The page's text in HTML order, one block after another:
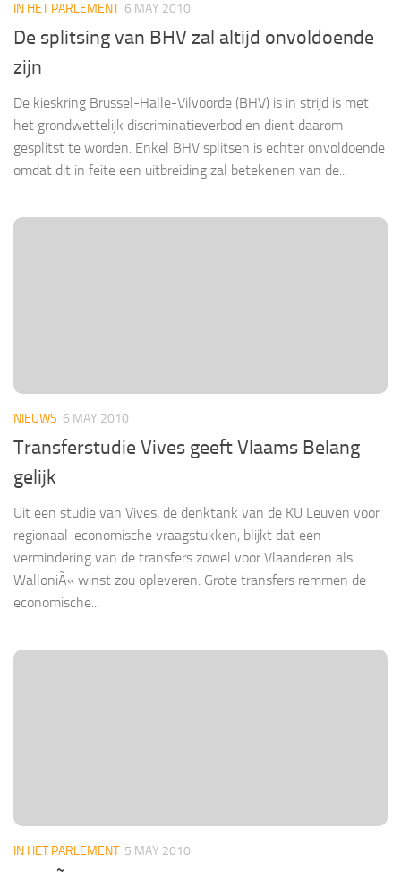
IN HET PARLEMENT 6 MAY 2010
De splitsing van BHV zal altijd onvoldoende
zijn
De kieskring Brussel-Halle-Vilvoorde (BHV) is in strijd is met
het grondwettelijk discriminatieverbod en dient daarom
gesplitst te worden. Enkel BHV splitsen is echter onvoldoende
omdat dit in feite een uitbreiding zal betekenen van de...
NIEUWS 6 MAY 2010
Transferstudie Vives geeft Vlaams Belang
gelijk
Uit een studie van Vives, de denktank van de KU Leuven voor
regionaal-economische vraagstukken, blijkt dat een
vermindering van de transfers zowel voor Vlaanderen als
WalloniÃ« winst zou opleveren. Grote transfers remmen de
economische...
IN HET PARLEMENT 5 MAY 2010